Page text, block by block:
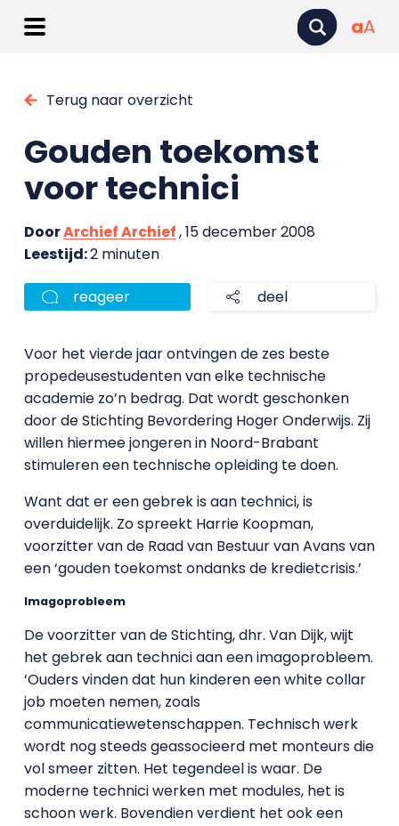
aA
Terug naar overzicht
Gouden toekomst
voor technici
DoorArchief Archief, 15 december 2008
Leestijd:2 minuten
reageer deel
Voor het vierde jaar ontvingen de zes beste
propedeusestudenten van elke technische
academie zo’n bedrag. Dat wordt geschonken
door de Stichting Bevordering Hoger Onderwijs. Zij
willen hiermee jongeren in Noord-Brabant
stimuleren een technische opleiding te doen.
Want dat er een gebrek is aan technici, is
overduidelijk. Zo spreekt Harrie Koopman,
voorzitter van de Raad van Bestuur van Avans van
een ‘gouden toekomst ondanks de kredietcrisis.’
Imagoprobleem
De voorzitter van de Stichting, dhr. Van Dijk, wijt
het gebrek aan technici aan een imagoprobleem.
‘Ouders vinden dat hun kinderen een white collar
job moeten nemen, zoals
communicatiewetenschappen. Technisch werk
wordt nog steeds geassocieerd met monteurs die
vol smeer zitten. Het tegendeel is waar. De
moderne technici werken met modules, het is
schoon werk. Bovendien verdient het ook een